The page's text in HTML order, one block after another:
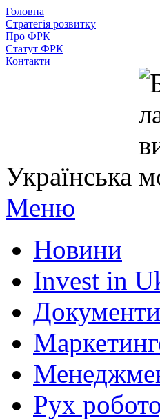
Головна
Стратегія розвитку
Про ФРК
Статут ФРК
Контакти
Українська
Меню
Новини
Invest in
Документи
Рух